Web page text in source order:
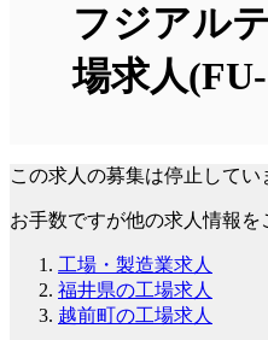
フジアル
場求人
この求人の募集は停止してい
お手数ですが他の求人情報を
工場・製造業求人
福井県の工場求人
越前町の工場求人